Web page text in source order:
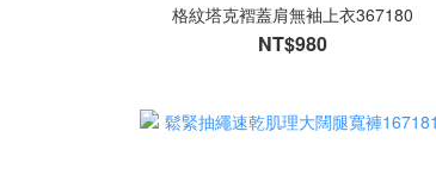
格紋塔克褶蓋肩無袖上衣367180
NT$980